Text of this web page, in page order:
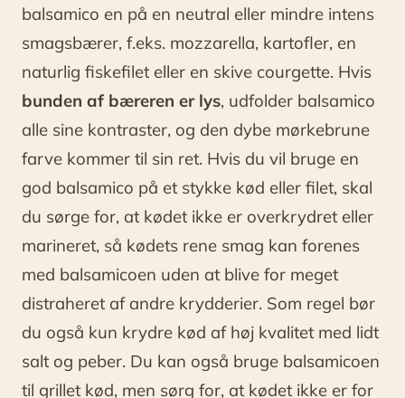
balsamico en på en neutral eller mindre intens
smagsbærer, f.eks. mozzarella, kartofler, en
naturlig fiskefilet eller en skive courgette. Hvis
bunden af bæreren er lys, udfolder balsamico
alle sine kontraster, og den dybe mørkebrune
farve kommer til sin ret. Hvis du vil bruge en
god balsamico på et stykke kød eller filet, skal
du sørge for, at kødet ikke er overkrydret eller
marineret, så kødets rene smag kan forenes
med balsamicoen uden at blive for meget
distraheret af andre krydderier. Som regel bør
du også kun krydre kød af høj kvalitet med lidt
salt og peber. Du kan også bruge balsamicoen
til grillet kød, men sørg for, at kødet ikke er for